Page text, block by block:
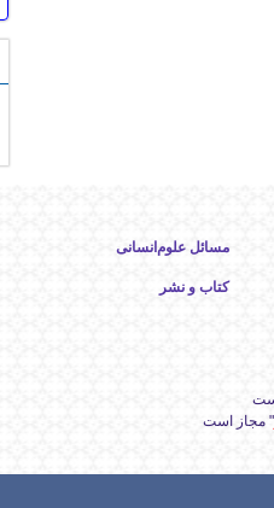
مسائل علوم‌انسانی
کتاب و نشر
" مجاز است